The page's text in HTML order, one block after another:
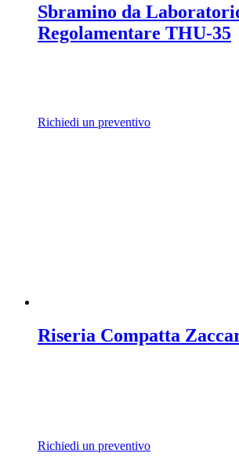
Sbramino da
Regolamentare THU-35
Richiedi un preventivo
Riseria Compatta
Richiedi un preventivo